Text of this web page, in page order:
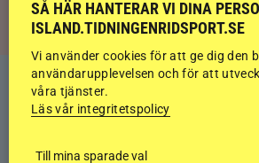
SÅ HÄR HANTERAR VI DINA
ISLAND.TIDNINGENRIDSPORT.SE
Vi använder cookies för att ge dig den
användarupplevelsen och för att
våra tjänster.
Läs vår integritetspolicy
Till mina sparade val